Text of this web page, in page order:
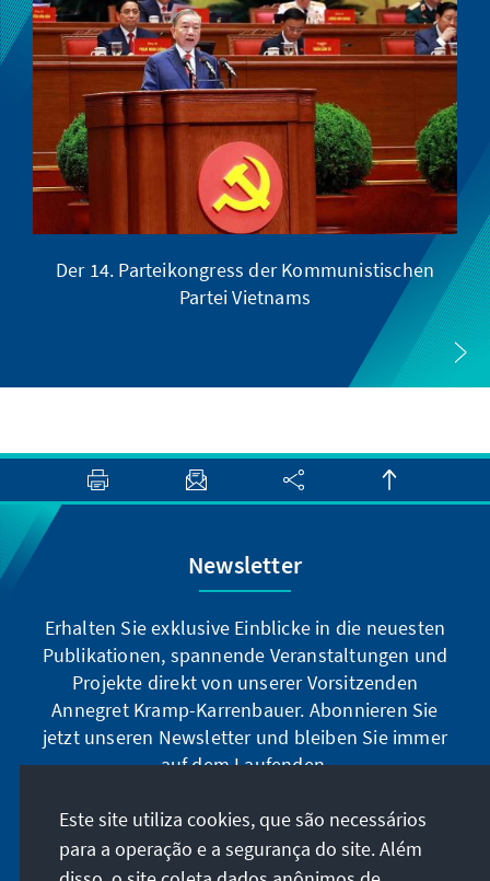
Der 14. Parteikongress der Kommunistischen
Partei Vietnams
Newsletter
Erhalten Sie exklusive Einblicke in die neuesten
Publikationen, spannende Veranstaltungen und
Projekte direkt von unserer Vorsitzenden
Annegret Kramp-Karrenbauer. Abonnieren Sie
jetzt unseren Newsletter und bleiben Sie immer
auf dem Laufenden.
Jetzt abonnieren
Este site utiliza cookies, que são necessários
para a operação e a segurança do site. Além